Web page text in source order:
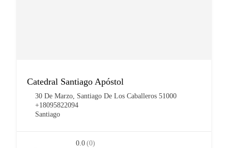
Catedral Santiago Apóstol
30 De Marzo, Santiago De Los Caballeros 51000
+18095822094
Santiago
0.0 (0)